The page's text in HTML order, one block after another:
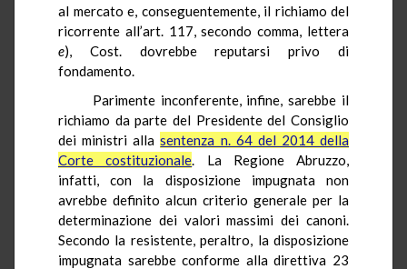
al mercato e, conseguentemente, il richiamo del
ricorrente all’art. 117, secondo comma, lettera
e), Cost. dovrebbereputarsi privo di
fondamento.
Parimente inconferente, infine, sarebbe il
richiamo da parte del Presidente del Consiglio
dei ministri allasentenza n. 64 del 2014 della
Corte costituzionale. La Regione Abruzzo,
infatti, con la disposizione impugnata non
avrebbe definito alcun criterio generale per la
determinazione dei valori massimi dei canoni.
Secondo la resistente, peraltro, la disposizione
impugnata sarebbe conforme alla direttiva 23